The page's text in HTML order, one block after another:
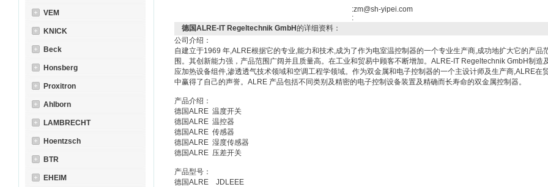
VEM
KNICK
Beck
Honsberg
Proxitron
Ahlborn
LAMBRECHT
Hoentzsch
BTR
EHEIM
:zm@sh-yipei.com
:
德国ALRE-IT Regeltechnik GmbH 的详细资料：
公司介绍：
自建立于1969 年,ALRE根据它的专业,能力和技术,成为了作为电室温控制器的一个专业生产商,成功地扩大它的产品
围。其创新能力强，产品范围广阔并且质量高。在工业和贸易中顾客不断增加。ALRE-IT Regeltechnik GmbH制造
应加热设备组件,渗透透气技术领域和空调工程学领域。作为双金属和电子控制器的一个主设计师及生产商,ALRE在
中赢得了自己的声誉。ALRE 产品包括不同类别及精密的电子控制设备装置及精确而长寿命的双金属控制器。
产品介绍：
德国ALRE 温度开关
德国ALRE 温控器
德国ALRE 传感器
德国ALRE 湿度传感器
德国ALRE 压差开关
产品型号：
德国ALRE JDLEEE